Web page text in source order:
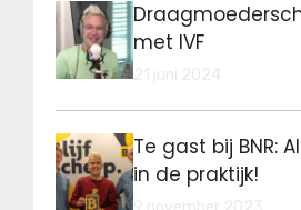
met IVF
Te gast bij BNR:
in de praktijk!